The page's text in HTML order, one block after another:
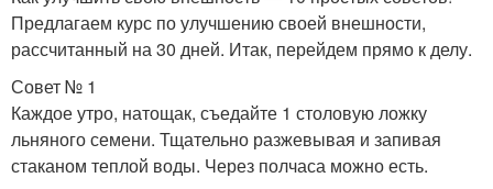
Предлагаем курс по улучшению своей внешности,
рассчитанный на 30 дней. Итак, перейдем прямо к делу.
Совет № 1
Каждое утро, натощак, съедайте 1 столовую ложку
льняного семени. Тщательно разжевывая и запивая
стаканом теплой воды. Через полчаса можно есть.